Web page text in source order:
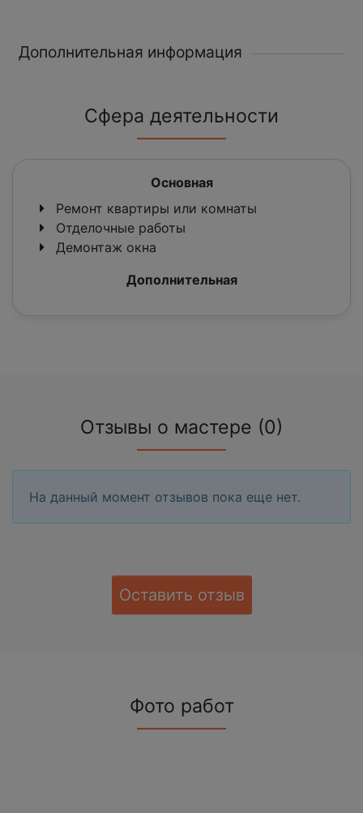
Дополнительная информация
Сфера деятельности
Основная
Ремонт квартиры или комнаты
Отделочные работы
Демонтаж окна
Дополнительная
Отзывы о мастере (0)
На данный момент отзывов пока еще нет.
Оставить отзыв
Фото работ